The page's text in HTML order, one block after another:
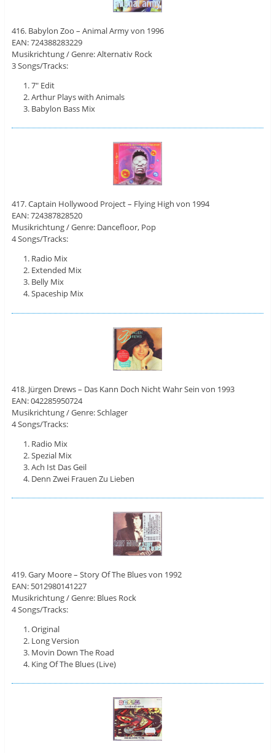
416. Babylon Zoo – Animal Army von 1996
EAN: 724388283229
Musikrichtung / Genre: Alternativ Rock
3 Songs/Tracks:
7″ Edit
Arthur Plays with Animals
Babylon Bass Mix
417. Captain Hollywood Project – Flying High von 1994
EAN: 724387828520
Musikrichtung / Genre: Dancefloor, Pop
4 Songs/Tracks:
Radio Mix
Extended Mix
Belly Mix
Spaceship Mix
418. Jürgen Drews – Das Kann Doch Nicht Wahr Sein von 1993
EAN: 042285950724
Musikrichtung / Genre: Schlager
4 Songs/Tracks:
Radio Mix
Spezial Mix
Ach Ist Das Geil
Denn Zwei Frauen Zu Lieben
419. Gary Moore – Story Of The Blues von 1992
EAN: 5012980141227
Musikrichtung / Genre: Blues Rock
4 Songs/Tracks:
Original
Long Version
Movin Down The Road
King Of The Blues (Live)